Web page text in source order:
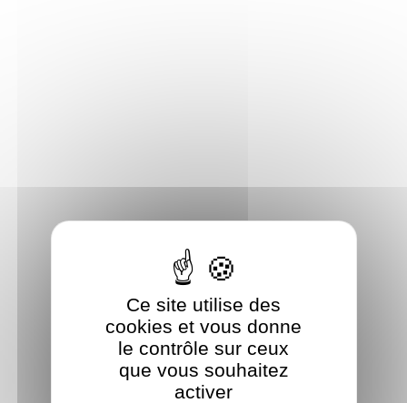
Ce site utilise des
cookies et vous donne
le contrôle sur ceux
que vous souhaitez
activer